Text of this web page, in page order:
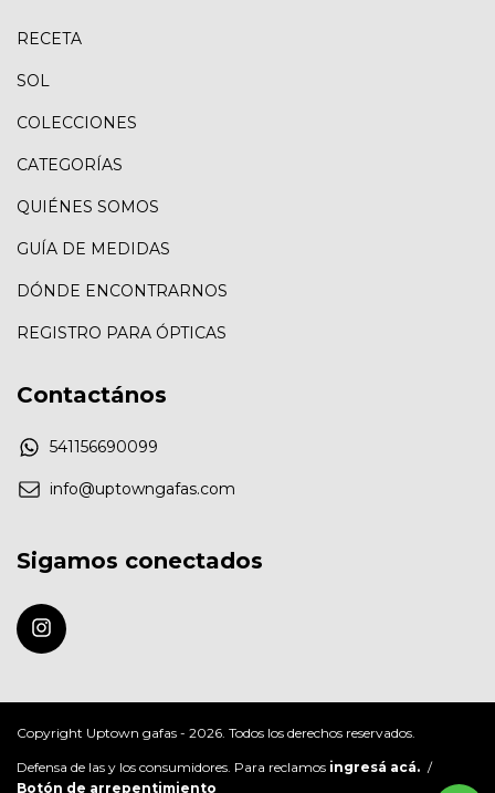
RECETA
SOL
COLECCIONES
CATEGORÍAS
QUIÉNES SOMOS
GUÍA DE MEDIDAS
DÓNDE ENCONTRARNOS
REGISTRO PARA ÓPTICAS
Contactános
541156690099
info@uptowngafas.com
Sigamos conectados
Copyright Uptown gafas - 2026. Todos los derechos reservados.
Defensa de las y los consumidores. Para reclamos ingresá acá. /
Botón de arrepentimiento